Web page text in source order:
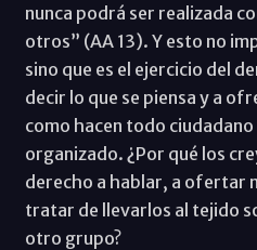
nunca podrá ser realizada
otros” (AA 13). Y esto no
sino que es el ejercicio del
decir lo que se piensa y a
como hacen todo
organizado. ¿Por qué los
derecho a hablar, a ofertar
tratar de llevarlos al tejido
otro grupo?